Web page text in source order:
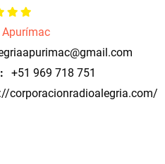
Apurímac
+51 969 718 751
corporacionradioalegria.com/